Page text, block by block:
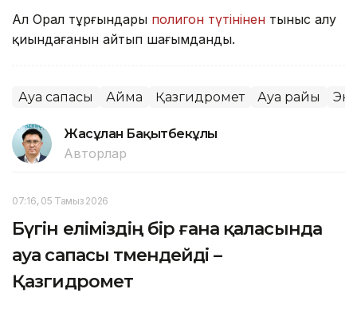
Ал Орал тұрғындары полигон түтінінен тыныс алу
қиындағанын айтып шағымданды.
Ауа сапасы Аймақ Қазгидромет Ауа райы
Жасұлан Бақытбекұлы
Авторлар
07:16, 05 Тамыз 2026
Бүгін еліміздің бір ғана қаласында
ауа сапасы төмендейді –
Қазгидромет